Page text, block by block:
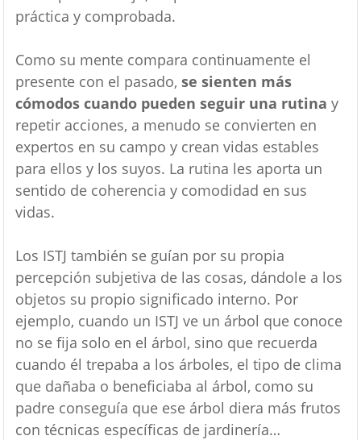
práctica y comprobada.
Como su mente compara continuamente el
presente con el pasado, se sienten más
cómodos cuando pueden seguir una rutina y
repetir acciones, a menudo se convierten en
expertos en su campo y crean vidas estables
para ellos y los suyos. La rutina les aporta un
sentido de coherencia y comodidad en sus
vidas.
Los ISTJ también se guían por su propia
percepción subjetiva de las cosas, dándole a los
objetos su propio significado interno. Por
ejemplo, cuando un ISTJ ve un árbol que conoce
no se fija solo en el árbol, sino que recuerda
cuando él trepaba a los árboles, el tipo de clima
que dañaba o beneficiaba al árbol, como su
padre conseguía que ese árbol diera más frutos
con técnicas específicas de jardinería…